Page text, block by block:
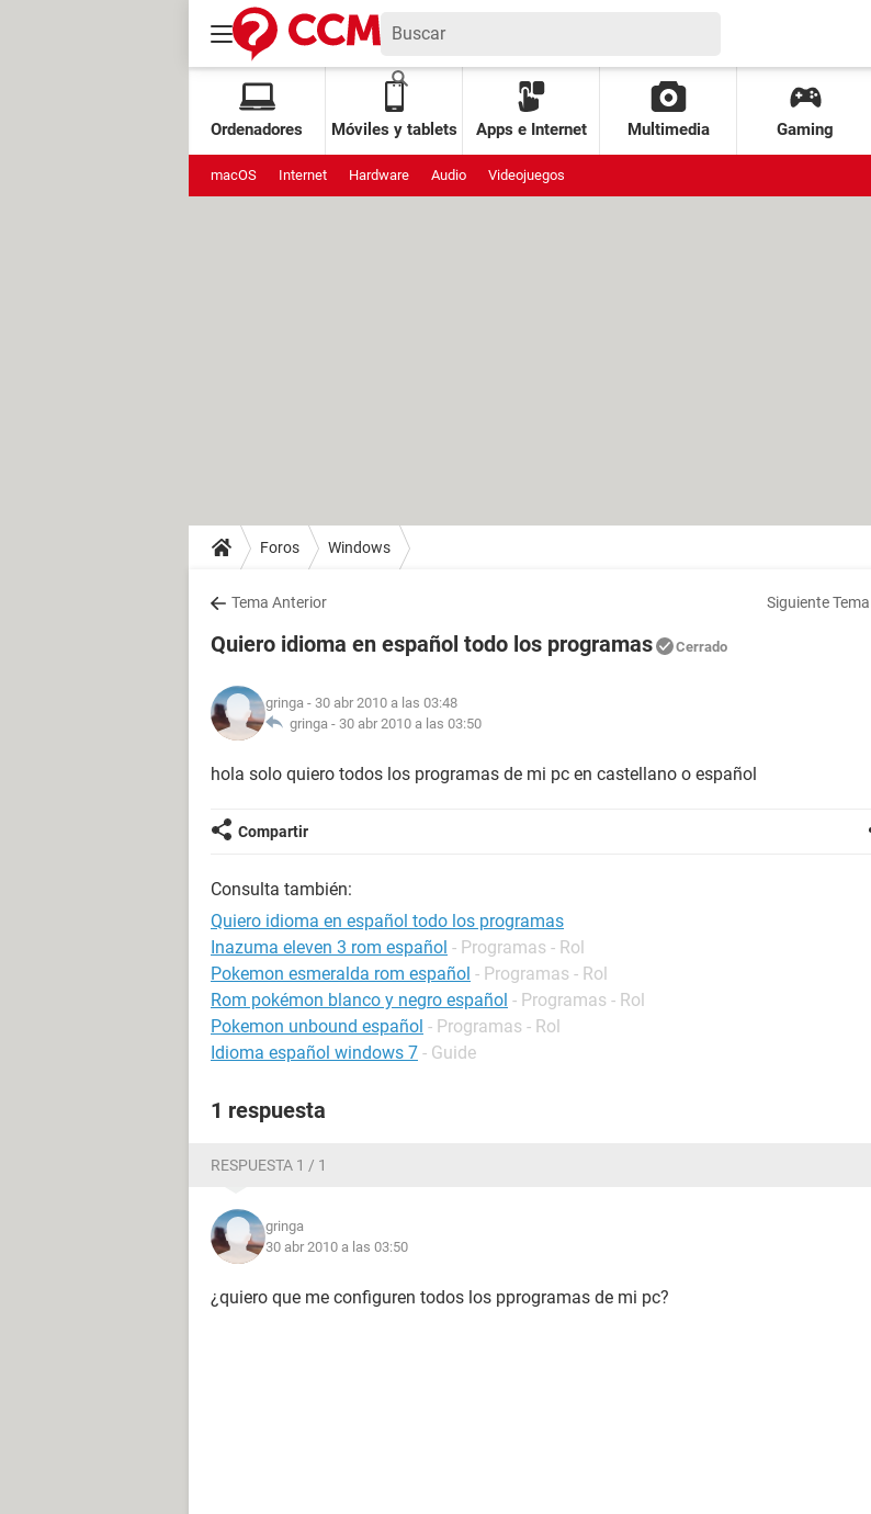
Ordenadores Móviles y tablets Apps e Internet Multimedia Gaming
macOS Internet Hardware Audio Videojuegos
Foros Windows
Tema Anterior Siguiente Tema
Quiero idioma en español todo los programas Cerrado
gringa - 30 abr 2010 a las 03:48
gringa - 30 abr 2010 a las 03:50
hola solo quiero todos los programas de mi pc en castellano o español
Compartir
Consulta también:
Quiero idioma en español todo los programas
Inazuma eleven 3 rom español - Programas - Rol
Pokemon esmeralda rom español - Programas - Rol
Rom pokémon blanco y negro español - Programas - Rol
Pokemon unbound español - Programas - Rol
Idioma español windows 7 - Guide
1 respuesta
RESPUESTA 1 / 1
gringa
30 abr 2010 a las 03:50
¿quiero que me configuren todos los pprogramas de mi pc?